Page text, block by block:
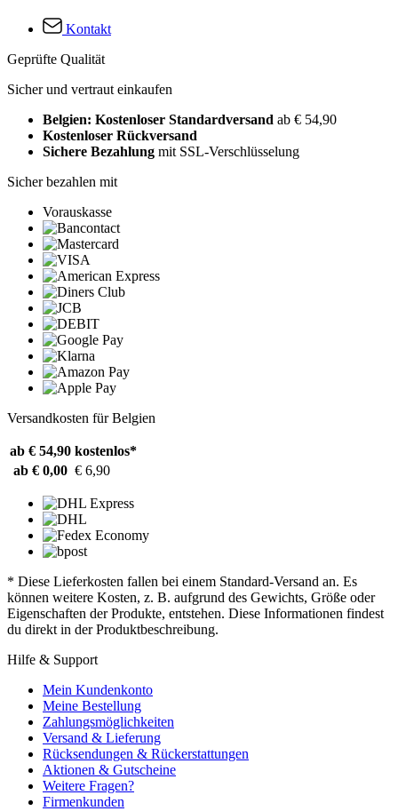
Kontakt
Geprüfte Qualität
Sicher und vertraut einkaufen
Belgien: Kostenloser Standardversand ab € 54,90
Kostenloser Rückversand
Sichere Bezahlung mit SSL-Verschlüsselung
Sicher bezahlen mit
Vorauskasse
Versandkosten für Belgien
ab € 54,90 kostenlos*
ab € 0,00 € 6,90
* Diese Lieferkosten fallen bei einem Standard-Versand an. Es
können weitere Kosten, z. B. aufgrund des Gewichts, Größe oder
Eigenschaften der Produkte, entstehen. Diese Informationen findest
du direkt in der Produktbeschreibung.
Hilfe & Support
Mein Kundenkonto
Meine Bestellung
Zahlungsmöglichkeiten
Versand & Lieferung
Rücksendungen & Rückerstattungen
Aktionen & Gutscheine
Weitere Fragen?
Firmenkunden